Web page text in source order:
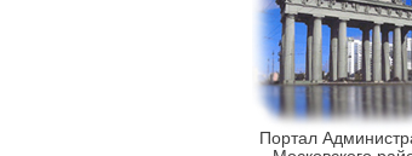
Портал